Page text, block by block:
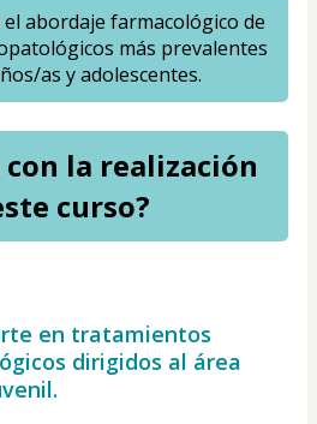
el abordaje farmacológico de
más prevalentes
as y adolescentes.
con la realización
curso?
en tratamientos
dirigidos al área